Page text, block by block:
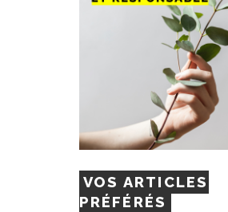
VOS ARTICLES
PRÉFÉRÉS